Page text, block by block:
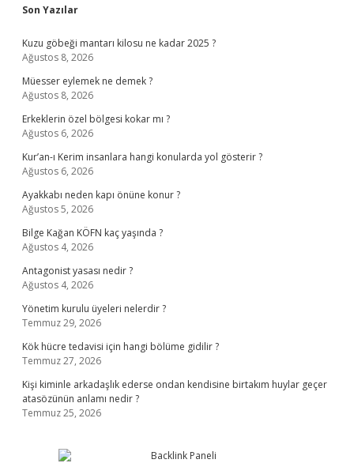
Sidebar
Son Yazılar
Kuzu göbeği mantarı kilosu ne kadar 2025 ?
Ağustos 8, 2026
Müesser eylemek ne demek ?
Ağustos 8, 2026
Erkeklerin özel bölgesi kokar mı ?
Ağustos 6, 2026
Kur’an-ı Kerim insanlara hangi konularda yol gösterir ?
Ağustos 6, 2026
Ayakkabı neden kapı önüne konur ?
Ağustos 5, 2026
Bilge Kağan KÖFN kaç yaşında ?
Ağustos 4, 2026
Antagonist yasası nedir ?
Ağustos 4, 2026
Yönetim kurulu üyeleri nelerdir ?
Temmuz 29, 2026
Kök hücre tedavisi için hangi bölüme gidilir ?
Temmuz 27, 2026
Kişi kiminle arkadaşlık ederse ondan kendisine birtakım huylar geçer
atasözünün anlamı nedir ?
Temmuz 25, 2026